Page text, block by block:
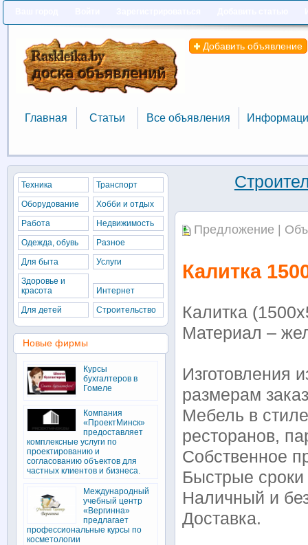
Добавить объявление
Главная
Главная
Статьи
Статьи
Все объявления
Все объявления
Предложение |
Калитка
Калитка
Материал –
Изготовления
размерам
Мебель в
ресторанов,
Собственное
Быстрые
Наличный и
Доставка.
Техника
Транспорт
Оборудование
Хобби и отдых
Работа
Недвижимость
Одежда, обувь
Разное
Для быта
Услуги
Здоровье и
красота
Интернет
Для детей
Строительство
Новые фирмы
Курсы
бухгалтеров в
Гомеле
Компания
«ПроектМинск»
предоставляет
комплексные услуги по
проектированию и
согласованию объектов для
частных клиентов и бизнеса.
Международный
учебный центр
«Вергинна»
предлагает
профессиональные курсы по
косметологии